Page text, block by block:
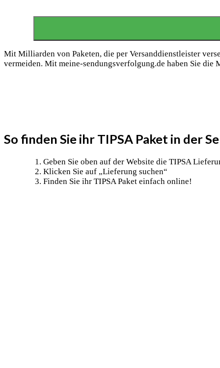
Mit Milliarden von Paketen, die per Versanddienstleister
vermeiden. Mit meine-sendungsverfolgung.de haben Sie
So finden Sie ihr TIPSA Paket in der
Geben Sie oben auf der Website die TIPSA
Klicken Sie auf „Lieferung suchen“
Finden Sie ihr TIPSA Paket einfach online!